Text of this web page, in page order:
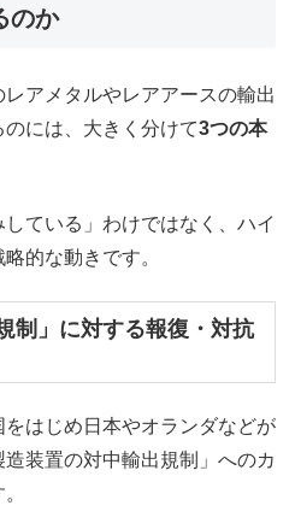
のか
アメタルやレアアースの輸出
には、大きく分けて3つの本
ている」わけではなく、ハイ
的な動きです。
制」に対する報復・対抗
はじめ日本やオランダなどが
装置の対中輸出規制」へのカ